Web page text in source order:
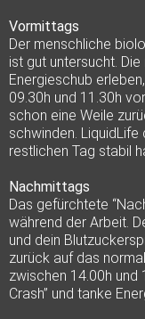
Vormittags
Der menschliche
ist gut untersucht.
Energieschub
09.30h und 11.30h
schon eine Weile
schwinden.
restlichen Tag stabil
Nachmittags
Das gefürchtete
während der Arbeit.
und dein
zurück auf das
zwischen 14.00h und
Crash” und tanke